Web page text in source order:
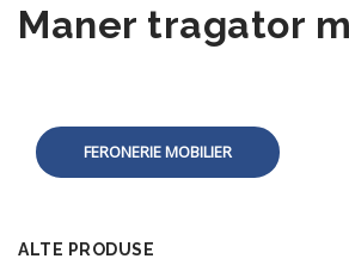
Maner tragator
FERONERIE MOBILIER
ALTE PRODUSE